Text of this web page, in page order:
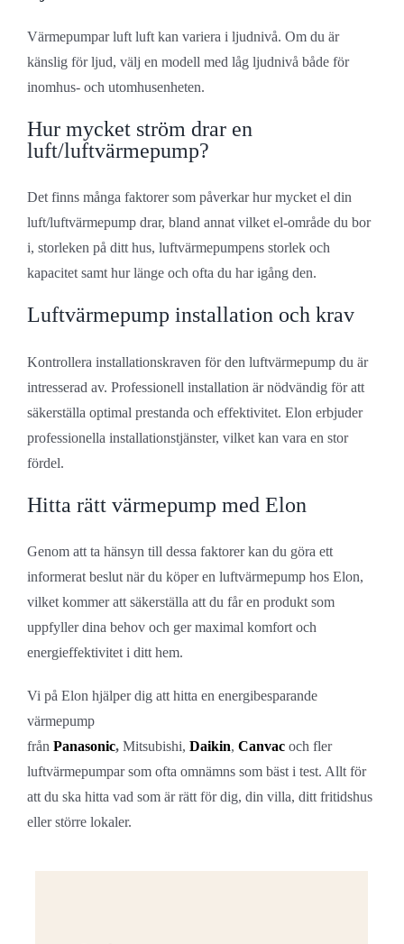
Värmepumpar luft luft kan variera i ljudnivå. Om du är
känslig för ljud, välj en modell med låg ljudnivå både för
inomhus- och utomhusenheten.
Hur mycket ström drar en
luft/luftvärmepump?
Det finns många faktorer som påverkar hur mycket el din
luft/luftvärmepump drar, bland annat vilket el-område du bor
i, storleken på ditt hus, luftvärmepumpens storlek och
kapacitet samt hur länge och ofta du har igång den.
Luftvärmepump installation och krav
Kontrollera installationskraven för den luftvärmepump du är
intresserad av. Professionell installation är nödvändig för att
säkerställa optimal prestanda och effektivitet. Elon erbjuder
professionella installationstjänster, vilket kan vara en stor
fördel.
Hitta rätt värmepump med Elon
Genom att ta hänsyn till dessa faktorer kan du göra ett
informerat beslut när du köper en luftvärmepump hos Elon,
vilket kommer att säkerställa att du får en produkt som
uppfyller dina behov och ger maximal komfort och
energieffektivitet i ditt hem.
Vi på Elon hjälper dig att hitta en energibesparande
värmepump
från Panasonic,Mitsubishi, Daikin, Canvac och fler
luftvärmepumpar som ofta omnämns som bäst i test. Allt för
att du ska hitta vad som är rätt för dig, din villa, ditt fritidshus
eller större lokaler.